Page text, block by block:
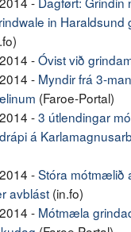
in Haraldsund
-Óvist við
- Myndir frá 3-
(Faroe-Portal)
-3 útlendingar
á
-Stóra mótmælið
avblást (in.fo)
- Mótmæla